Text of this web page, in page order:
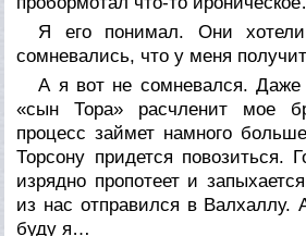
Я его понимал. Они
сомневались, что у меня
А я вот не сомневался. Даже
«сын Тора» расчленит мое
процесс займет намного
Торсону придется повозиться.
изрядно пропотеет и
из нас отправился в
буду я…